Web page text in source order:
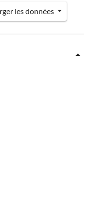
les données